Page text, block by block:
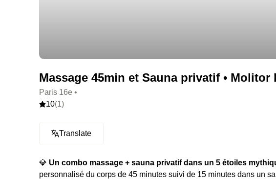
Massage 45min et Sauna privatif • Molitor
Paris 16e •
10(1)
Translate
💎 Un combo massage + sauna privatif dans un 5 étoiles
personnalisé du corps de 45 minutes suivi de 15 minutes dans un